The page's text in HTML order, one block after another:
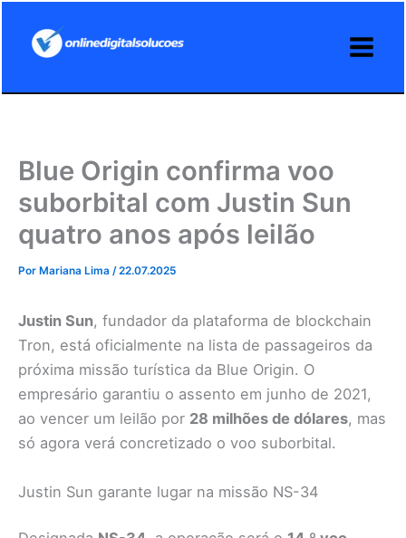
Blue Origin confirma voo
suborbital com Justin Sun
quatro anos após leilão
Por Mariana Lima /22.07.2025
Justin Sun, fundador da plataforma de blockchain
Tron, está oficialmente na lista de passageiros da
próxima missão turística da Blue Origin. O
empresário garantiu o assento em junho de 2021,
ao vencer um leilão por 28 milhões de dólares, mas
só agora verá concretizado o voo suborbital.
Justin Sun garante lugar na missão NS-34